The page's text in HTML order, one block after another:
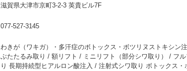
滋賀県大津市京町3-2-3 英貴ビル7F
077-527-3145
わきが（ワキガ）・多汗症のボトックス・ボツリヌストキシン
ぶたたるみ取り / 額リフト / ミニリフト（部分シワ取り） / フ
り 長期持続型ヒアルロン酸注入 / 注射式シワ取り ボトックス